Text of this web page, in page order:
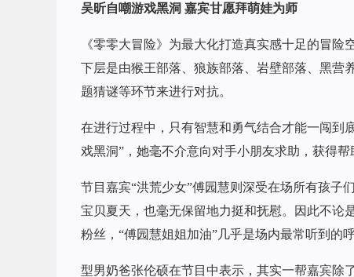
吴昕自嘲游戏黑洞 嘉宾甘愿拜萌娃为师
《零零大冒险》为最大化打造真实感十足的冒
下层是由猴王部落、狼族部落、岩壁部落、黑营
题猜谜等环节来进行对抗。
在进行过程中，只有智慧和勇气结合才能一闯到
戏黑洞”，她毫不介意向对手小朋友求助，获得
节目嘉宾“洪荒少女”傅园慧则深受在场所有孩子
宝贝夏天，也毫无保留地力挺和抚慰。因此不论
粉丝，“傅园慧姐姐加油”几乎是场内最常听到的呼
型男奶爸张伦硕在节目中表示，其实一帮嘉宾除